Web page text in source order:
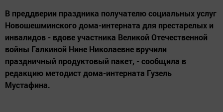
В преддверии праздника получателю социальных услуг
Новошешминского дома-интерната для престарелых и
инвалидов - вдове участника Великой Отечественной
войны Галкиной Нине Николаевне вручили
праздничный продуктовый пакет, - сообщила в
редакцию методист дома-интерната Гузель
Мустафина.